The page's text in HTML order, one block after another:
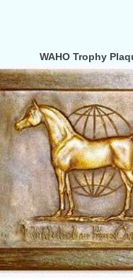
WAHO Trophy